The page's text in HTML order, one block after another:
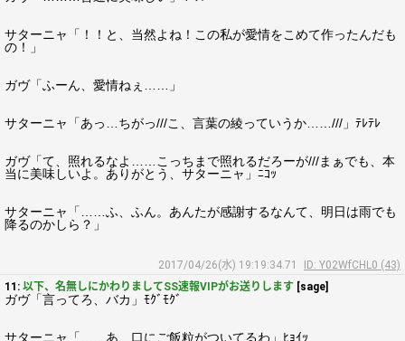
サターニャ「！！と、当然よね！この私が愛情をこめて作ったんだも
の！」
ガヴ「ふーん、愛情ねぇ……」
サターニャ「あっ…ちがっ///こ、言葉の綾っていうか……///」ﾃﾚﾃﾚ
ガヴ「て、照れるなよ……こっちまで照れるだろーが///まぁでも、本
当に美味しいよ。ありがとう、サターニャ」ﾆｺｯ
サターニャ「……ふ、ふん。あんたが感謝するなんて、明日は雨でも
降るのかしら？」
2017/04/26(水) 19:19:34.71
ID: Y02WfCHL0 (43)
11: 以下、名無しにかわりましてSS速報VIPがお送りします [sage]
ガヴ「言ってろ、バカ」ﾓｸﾞﾓｸﾞ
サターニャ「……あ、口にご飯粒がついてるわ」ﾋｮｲｯ